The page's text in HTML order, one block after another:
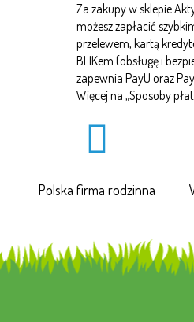
Za zakupy w sklepie
możesz zapłacić
przelewem, kartą
BLIKem (obsługę i
zapewnia PayU oraz
Więcej na „Sposoby
Polska firma rodzinna